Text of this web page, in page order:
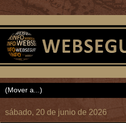
sábado, 20 de junio de 2026